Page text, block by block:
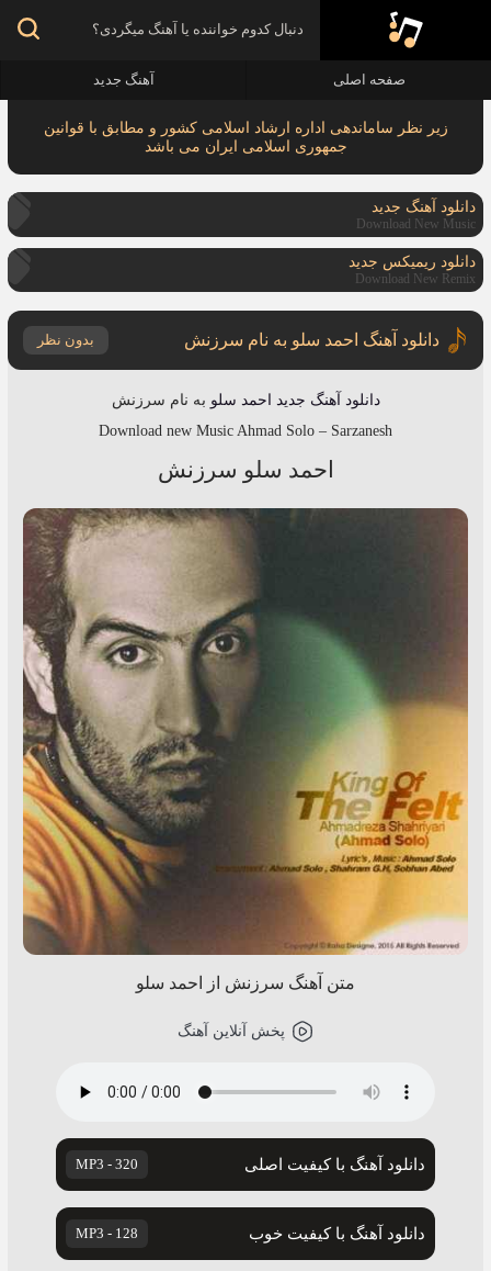
صفحه اصلی آهنگ جدید
زیر نظر ساماندهی اداره ارشاد اسلامی کشور و مطابق با قوانین
جمهوری اسلامی ایران می باشد
دانلود آهنگ جدید
Download New Music
دانلود ریمیکس جدید
Download New Remix
دانلود آهنگ احمد سلو به نام سرزنش بدون نظر
دانلود آهنگ جدید احمد سلو به نام سرزنش
Download new Music Ahmad Solo – Sarzanesh
احمد سلو سرزنش
متن آهنگ سرزنش از احمد سلو
پخش آنلاین آهنگ
دانلود آهنگ با کیفیت اصلی 320 - MP3
دانلود آهنگ با کیفیت خوب 128 - MP3